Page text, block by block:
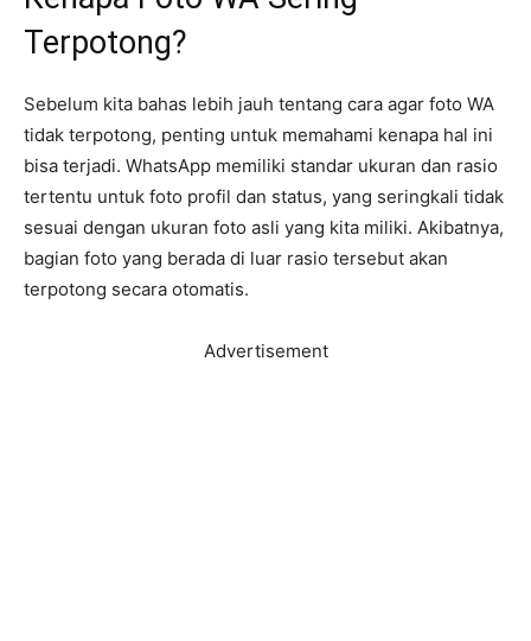
Terpotong?
Sebelum kita bahas lebih jauh tentang cara agar foto WA
tidak terpotong, penting untuk memahami kenapa hal ini
bisa terjadi. WhatsApp memiliki standar ukuran dan rasio
tertentu untuk foto profil dan status, yang seringkali tidak
sesuai dengan ukuran foto asli yang kita miliki. Akibatnya,
bagian foto yang berada di luar rasio tersebut akan
terpotong secara otomatis.
Advertisement